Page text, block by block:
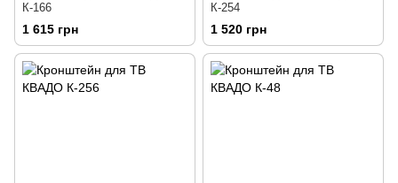
К-166
1 615 грн
К-254
1 520 грн